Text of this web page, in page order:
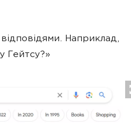
Наприклад,
Гейтсу?»